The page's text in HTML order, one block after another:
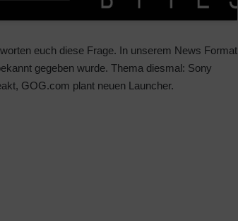
euch diese Frage. In unserem News Format
gegeben wurde. Thema diesmal: Sony
GOG.com plant neuen Launcher.